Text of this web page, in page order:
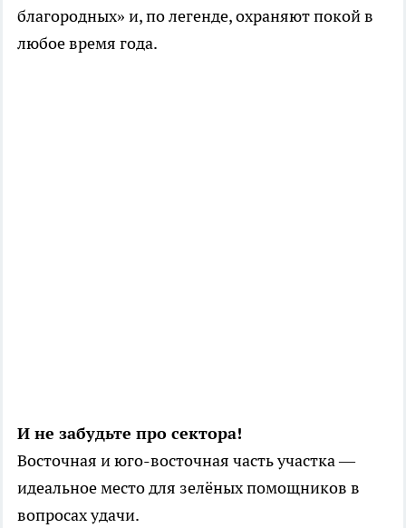
благородных» и, по легенде, охраняют покой в
любое время года.
И не забудьте про сектора!
Восточная и юго-восточная часть участка —
идеальное место для зелёных помощников в
вопросах удачи.